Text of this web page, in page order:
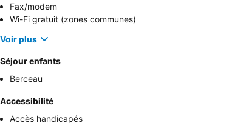
Fax/modem
Wi-Fi gratuit (zones communes)
Voir plus
Séjour enfants
Berceau
Accessibilité
Accès handicapés